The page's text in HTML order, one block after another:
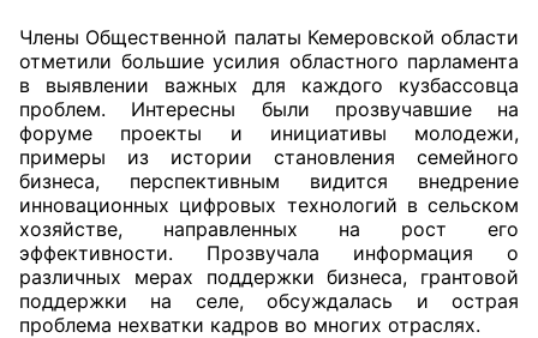
Документы ОП КО
Регламент ОП КО
Кодекс этики ОП КО
Положения
Соглашения
Рекомендации
Члены Общественной палаты Кемеровской области
отметили большие усилия областного парламента
в выявлении важных для каждого кузбассовца
проблем. Интересны были прозвучавшие на
форуме проекты и инициативы молодежи,
примеры из истории становления семейного
бизнеса, перспективным видится внедрение
инновационных цифровых технологий в сельском
хозяйстве, направленных на рост его
эффективности. Прозвучала информация о
различных мерах поддержки бизнеса, грантовой
поддержки на селе, обсуждалась и острая
проблема нехватки кадров во многих отраслях.